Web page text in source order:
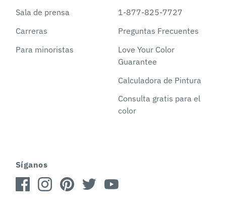
Sala de prensa
Carreras
Para minoristas
1-877-825-7727
Preguntas Frecuentes
Love Your Color
Guarantee
Calculadora de Pintura
Consulta gratis para el
color
Síganos